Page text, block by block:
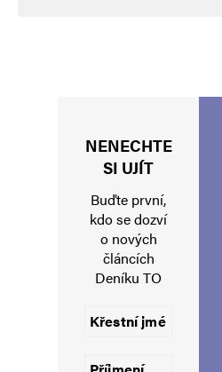
Uložit do prohlížeče jméno, e-mail a
NENECHTE
SI UJÍT
Buďte první,
kdo se dozví
o nových
článcích
Deníku TO